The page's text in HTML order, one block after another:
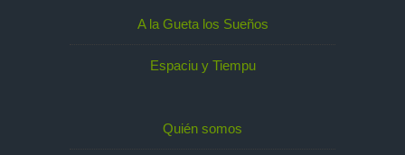
A la Gueta los Sueños
Espaciu y Tiempu
Quién somos